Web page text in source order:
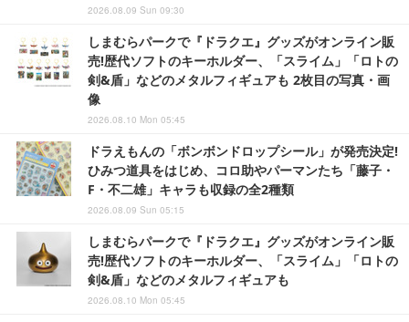
2026.08.09 Sun 09:30
しまむらパークで『ドラクエ』グッズがオンライン販
売!歴代ソフトのキーホルダー、「スライム」「ロトの
剣&盾」などのメタルフィギュアも 2枚目の写真・画
像
2026.08.10 Mon 05:45
ドラえもんの「ボンボンドロップシール」が発売決定!
ひみつ道具をはじめ、コロ助やパーマンたち「藤子・
F・不二雄」キャラも収録の全2種類
2026.08.09 Sun 05:15
しまむらパークで『ドラクエ』グッズがオンライン販
売!歴代ソフトのキーホルダー、「スライム」「ロトの
剣&盾」などのメタルフィギュアも
2026.08.10 Mon 05:45